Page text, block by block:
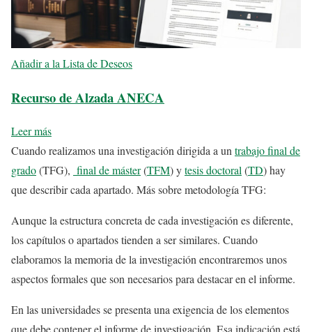
Añadir a la Lista de Deseos
Recurso de Alzada ANECA
Leer más
Cuando realizamos una investigación dirigida a untrabajo final de
grado(TFG), final de máster(TFM) ytesis doctoral(TD) hay
que describir cada apartado. Más sobre metodología TFG:
Aunque la estructura concreta de cada investigación es diferente,
los capítulos o apartados tienden a ser similares. Cuando
elaboramos la memoria de la investigación encontraremos unos
aspectos formales que son necesarios para destacar en el informe.
En las universidades se presenta una exigencia de los elementos